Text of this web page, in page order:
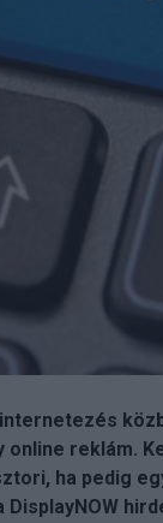
reklám.
ha pedig